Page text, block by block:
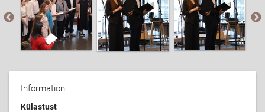
Information
Külastust